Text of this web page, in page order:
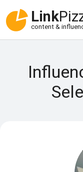
Link
content &